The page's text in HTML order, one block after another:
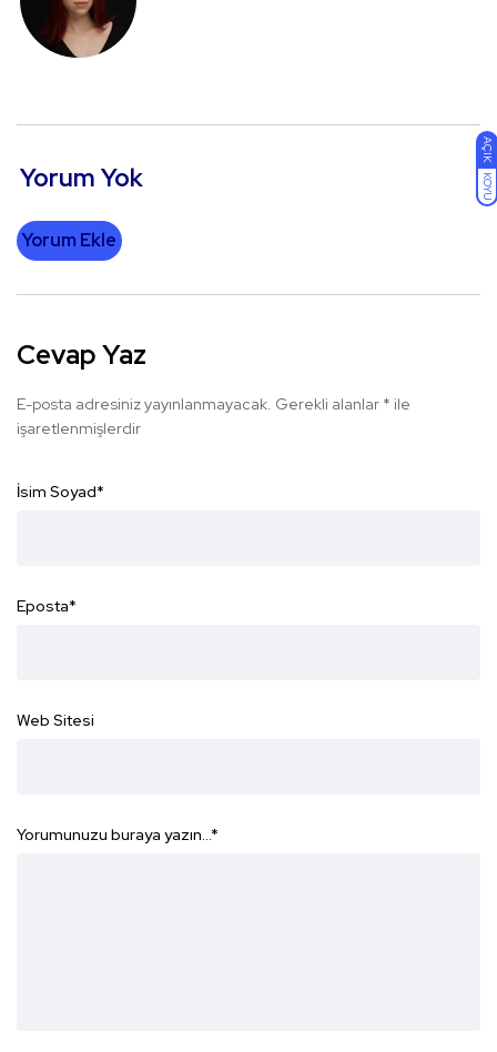
AÇIK
KOYU
Yorum Yok
Yorum Ekle
Cevap Yaz
E-posta adresiniz yayınlanmayacak. Gerekli alanlar * ile
işaretlenmişlerdir
İsim Soyad*
Eposta*
Web Sitesi
Yorumunuzu buraya yazın...*